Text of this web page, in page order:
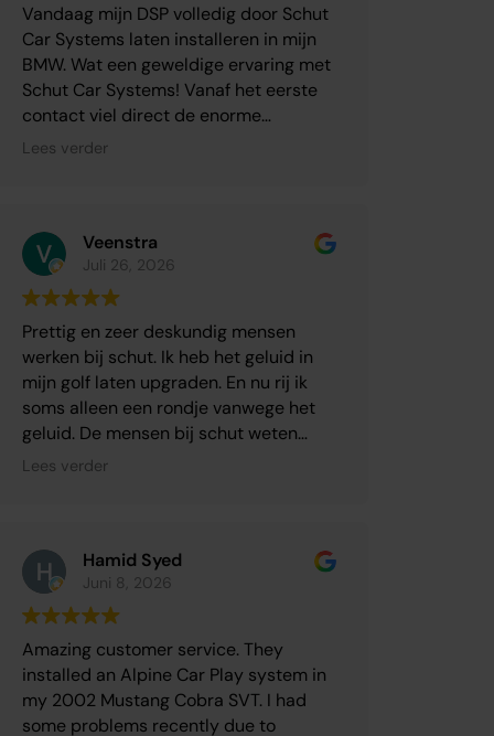
Vandaag mijn DSP volledig door Schut
Car Systems laten installeren in mijn
BMW. Wat een geweldige ervaring met
Schut Car Systems! Vanaf het eerste
contact viel direct de enorme
expertise op. Er werd uitgebreid de tijd
beste oplossing voor mijn BMW.
De volledige DSP-herinstallatie is
eindresultaat heeft mijn verwachtingen
ruimschoots overtroffen! Het
geluidsbeeld is fenomenaal: veel meer
detail, een prachtige balans en een
indrukwekkende ruimtelijkheid. Je
merkt aan alles dat hier vakmensen
perfectie. Met een heel blij gevoel de
auto weer ingestapt!!
Wat Schut Car Systems echt
onderscheidt, is de grote
betrokkenheid bij de klant. Er wordt
meegedacht en je voelt je vanaf het
eerste contact heel serieus genomen.
Lees verder
Veenstra
Juli 26, 2026
Prettig en zeer deskundig mensen
werken bij schut. Ik heb het geluid in
mijn golf laten upgraden. En nu rij ik
soms alleen een rondje vanwege het
geluid. De mensen bij schut weten
waar ze het over hebben en zijn ook
Lees verder
Hamid Syed
Juni 8, 2026
Amazing customer service. They
installed an Alpine Car Play system in
my 2002 Mustang Cobra SVT. I had
some problems recently due to